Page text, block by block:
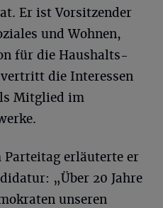
Er ist Vorsitzender
und Wohnen,
für die Haushalts-
die Interessen
Mitglied im
Parteitag erläuterte er
„Über 20 Jahre
unseren